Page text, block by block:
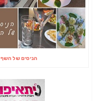
הניסים של השף